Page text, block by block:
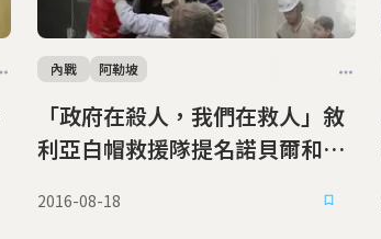
「政府在殺人，我們在救人」敘
利亞白帽救援隊提名諾貝爾和平
內戰 阿勒坡
2016-08-18